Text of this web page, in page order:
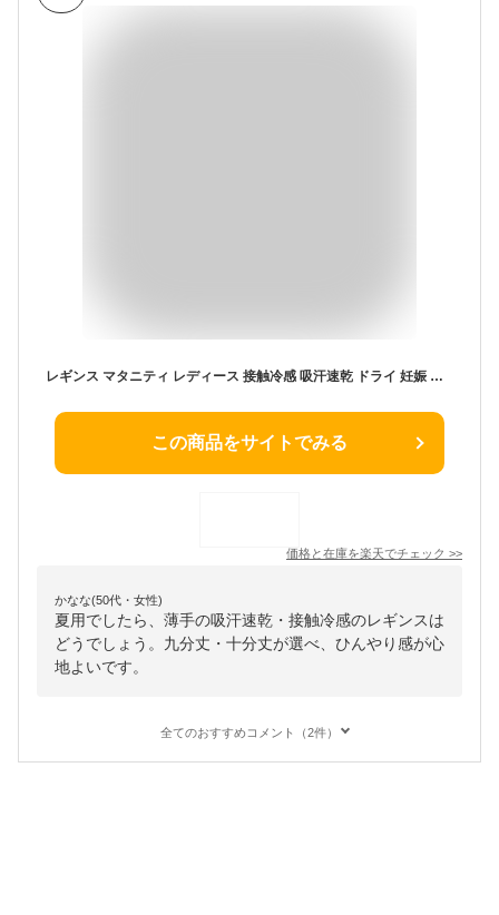
レギンス マタニティ レディース 接触冷感 吸汗速乾 ドライ 妊娠 妊婦 産後 大きいサイズ 9分丈 九分丈 10分丈 十分丈 ひんやり 爽やか 薄手 涼しい スパッツ 春 夏用 吸汗 涼感 インナー プレママ 【iLegアイレッグ】【クールドライ】 *2-2t *y3-3t
この商品をサイトでみる
価格と在庫を楽天でチェック >>
かなな(50代・女性)
夏用でしたら、薄手の吸汗速乾・接触冷感のレギンスは
どうでしょう。九分丈・十分丈が選べ、ひんやり感が心
地よいです。
全てのおすすめコメント（2件）